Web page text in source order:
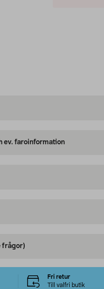
ev. faroinformation
frågor)
Fri retur
Till valfri butik